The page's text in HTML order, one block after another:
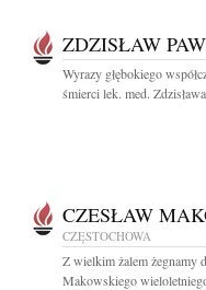
ZDZISŁAW
Wyrazy głębokiego
śmierci lek. med.
CZESŁAW
CZĘSTOCHOWA
Z wielkim żalem żegnamy
Makowskiego